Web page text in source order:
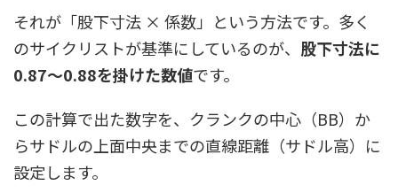
それが「股下寸法 × 係数」という方法です。多く
のサイクリストが基準にしているのが、 股下寸法に
0.87〜0.88を掛けた数値です。
この計算で出た数字を、クランクの中心（BB）か
らサドルの上面中央までの直線距離（サドル高）に
設定します。